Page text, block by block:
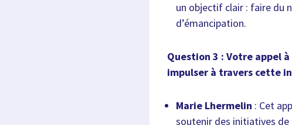
un objectif clair : faire du
d’émancipation.
Question 3 : Votre appel
impulser à travers cette
Marie Lhermelin : Cet
soutenir des initiatives